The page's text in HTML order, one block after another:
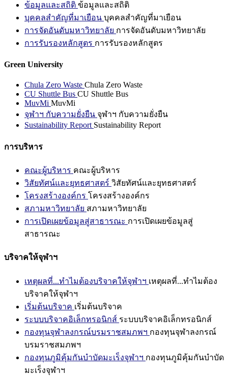
ข้อมูลและสถิติ ข้อมูลและสถิติ
บุคคลสำคัญที่มาเยือน บุคคลสำคัญที่มาเยือน
การจัดอันดับมหาวิทยาลัย การจัดอันดับมหาวิทยาลัย
การรับรองหลักสูตร การรับรองหลักสูตร
Green University
Chula Zero Waste Chula Zero Waste
CU Shuttle Bus CU Shuttle Bus
MuvMi MuvMi
จุฬาฯ กับความยั่งยืน จุฬาฯ กับความยั่งยืน
Sustainability Report Sustainability Report
การบริหาร
คณะผู้บริหาร คณะผู้บริหาร
วิสัยทัศน์และยุทธศาสตร์ วิสัยทัศน์และยุทธศาสตร์
โครงสร้างองค์กร โครงสร้างองค์กร
สภามหาวิทยาลัย สภามหาวิทยาลัย
การเปิดเผยข้อมูลสู่สาธารณะ การเปิดเผยข้อมูลสู่
สาธารณะ
บริจาคให้จุฬาฯ
เหตุผลที่...ทำไมต้องบริจาคให้จุฬาฯ เหตุผลที่...ทำไมต้อง
บริจาคให้จุฬาฯ
เริ่มต้นบริจาค เริ่มต้นบริจาค
ระบบบริจาคอิเล็กทรอนิกส์ ระบบบริจาคอิเล็กทรอนิกส์
กองทุนจุฬาลงกรณ์บรมราชสมภพฯ กองทุนจุฬาลงกรณ์
บรมราชสมภพฯ
กองทุนภูมิคุ้มกันบำบัดมะเร็งจุฬาฯ กองทุนภูมิคุ้มกันบำบัด
มะเร็งจุฬาฯ